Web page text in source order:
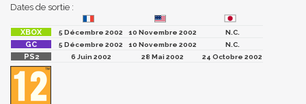
Dates de sortie :
5 Décembre 2002 10 Novembre 2002
N.C.
5 Décembre 2002
10 Novembre 2002
N.C.
6 Juin 2002
28 Mai 2002 24 Octobre 2002